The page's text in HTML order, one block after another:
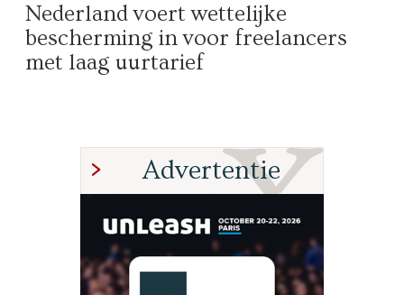
Nederland voert wettelijke
bescherming in voor freelancers
met laag uurtarief
Advertentie